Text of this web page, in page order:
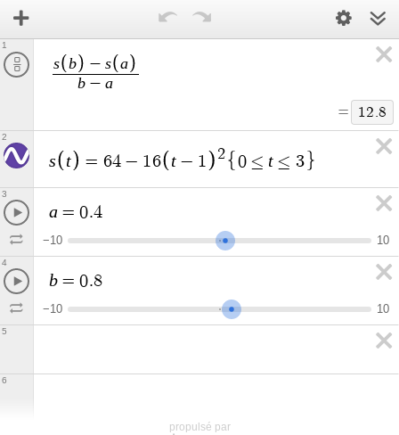
s b − s a
b − a
= 12.8
1
s t = 64 − 1 6 t − 1 2 0 ≤ t ≤ 3
2
a = 0.4
−10 10
3
b = 0.8
−10 10
4
5
6
propulsé par